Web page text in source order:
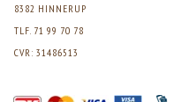
8382 HINNERUP
TLF. 71 99 70 78
CVR: 31486513